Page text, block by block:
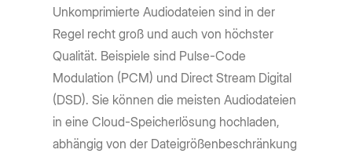
Unkomprimierte Audiodateien sind in der
Regel recht groß und auch von höchster
Qualität. Beispiele sind Pulse-Code
Modulation (PCM) und Direct Stream Digital
(DSD). Sie können die meisten Audiodateien
in eine Cloud-Speicherlösung hochladen,
abhängig von der Dateigrößenbeschränkung